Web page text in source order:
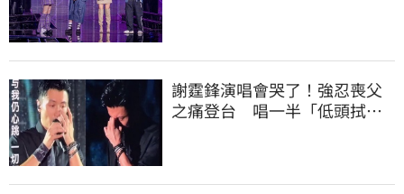
謝霆鋒演唱會哭了！強忍喪父
之痛登台 唱一半「低頭拭